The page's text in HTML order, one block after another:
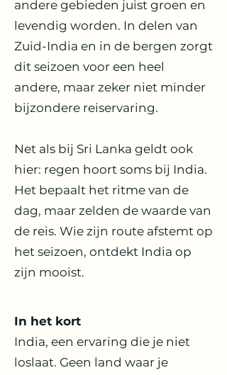
andere gebieden juist groen en
levendig worden. In delen van
Zuid-India en in de bergen zorgt
dit seizoen voor een heel
andere, maar zeker niet minder
bijzondere reiservaring.
Net als bij Sri Lanka geldt ook
hier: regen hoort soms bij India.
Het bepaalt het ritme van de
dag, maar zelden de waarde van
de reis. Wie zijn route afstemt op
het seizoen, ontdekt India op
zijn mooist.
In het kort
India, een ervaring die je niet
loslaat. Geen land waar je